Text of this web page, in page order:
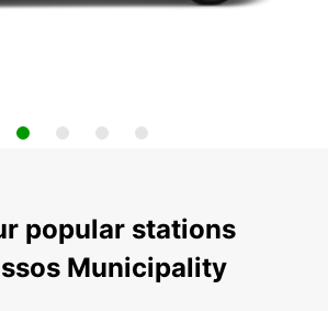
popular stations
Municipality